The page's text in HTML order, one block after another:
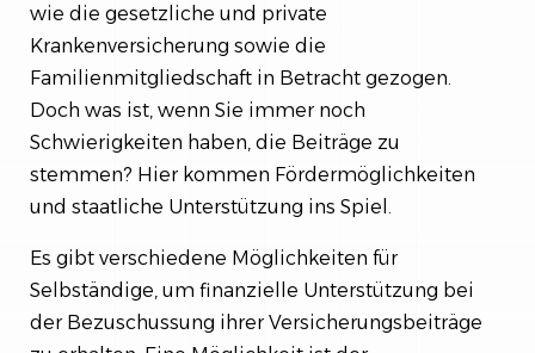
wie die gesetzliche und private
Krankenversicherung sowie die
Familienmitgliedschaft in Betracht gezogen.
Doch was ist, wenn Sie immer noch
Schwierigkeiten haben, die Beiträge zu
stemmen? Hier kommen Fördermöglichkeiten
und staatliche Unterstützung ins Spiel.
Es gibt verschiedene Möglichkeiten für
Selbständige, um finanzielle Unterstützung bei
der Bezuschussung ihrer Versicherungsbeiträge